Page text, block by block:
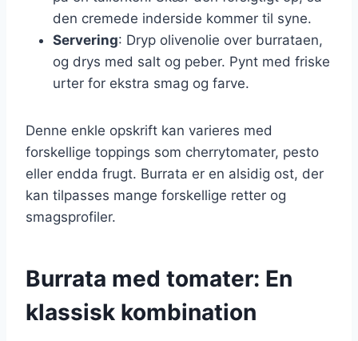
den cremede inderside kommer til syne.
Servering: Dryp olivenolie over burrataen,
og drys med salt og peber. Pynt med friske
urter for ekstra smag og farve.
Denne enkle opskrift kan varieres med
forskellige toppings som cherrytomater, pesto
eller endda frugt. Burrata er en alsidig ost, der
kan tilpasses mange forskellige retter og
smagsprofiler.
Burrata med tomater: En
klassisk kombination